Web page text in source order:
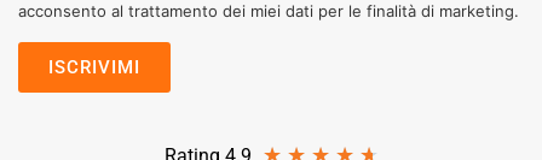
acconsento al trattamento dei miei dati per le finalità di marketing.
Rating 4.9